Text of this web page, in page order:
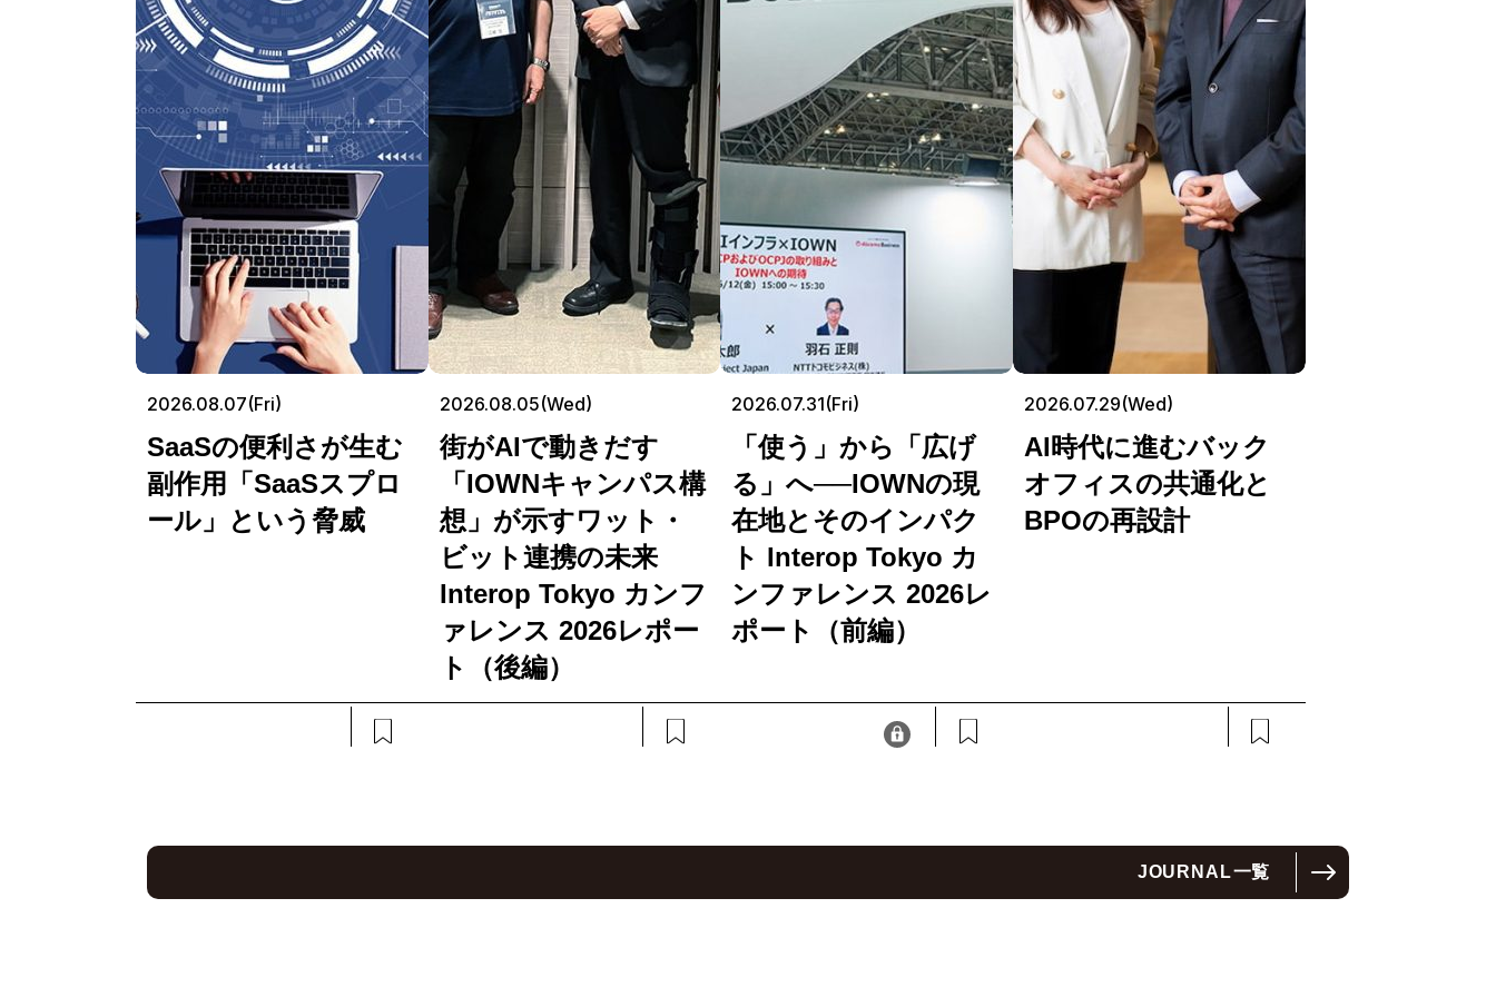
2026.08.07(Fri)
SaaSの便利さが生む
副作用「SaaSスプロ
ール」という脅威
2026.08.05(Wed)
街がAIで動きだす
「IOWNキャンパス構
想」が示すワット・
ビット連携の未来
Interop Tokyo カンフ
ァレンス 2026レポー
ト（後編）
2026.07.31(Fri)
「使う」から「広げ
る」へ──IOWNの現
在地とそのインパク
ト Interop Tokyo カ
ンファレンス 2026レ
ポート（前編）
2026.07.29(Wed)
AI時代に進むバック
オフィスの共通化と
BPOの再設計
JOURNAL一覧